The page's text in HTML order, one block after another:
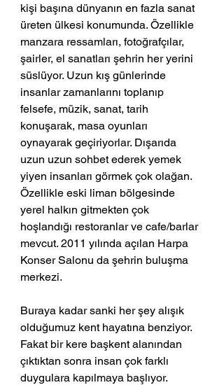
kişi başına dünyanın en fazla sanat
üreten ülkesi konumunda. Özellikle
manzara ressamları, fotoğrafçılar,
şairler, el sanatları şehrin her yerini
süslüyor. Uzun kış günlerinde
insanlar zamanlarını toplanıp
felsefe, müzik, sanat, tarih
konuşarak, masa oyunları
oynayarak geçiriyorlar. Dışarıda
uzun uzun sohbet ederek yemek
yiyen insanları görmek çok olağan.
Özellikle eski liman bölgesinde
yerel halkın gitmekten çok
hoşlandığı restoranlar ve cafe/barlar
mevcut. 2011 yılında açılan Harpa
Konser Salonu da şehrin buluşma
merkezi.
Buraya kadar sanki her şey alışık
olduğumuz kent hayatına benziyor.
Fakat bir kere başkent alanından
çıktıktan sonra insan çok farklı
duygulara kapılmaya başlıyor.